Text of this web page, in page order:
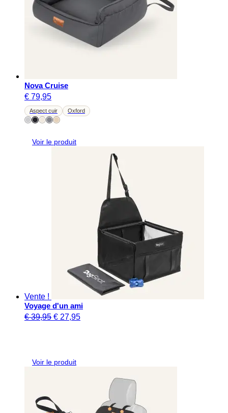
Nova Cruise
€ 79,95
Aspect cuir Oxford
Voir le produit
Vente !
Voyage d'un ami
€39,95 Le
€ 39,95.
€ 27,95Le
Voir le produit